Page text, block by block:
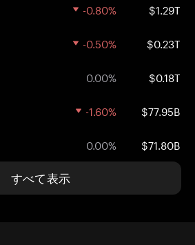
-0.80% $1.29T
-0.50% $0.23T
0.00% $0.18T
-1.60% $77.95B
0.00% $71.80B
すべて表示